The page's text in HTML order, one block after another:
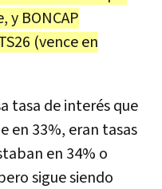
y BONCAP
(vence en
tasa de interés que
en 33%, eran tasas
en 34% o
sigue siendo